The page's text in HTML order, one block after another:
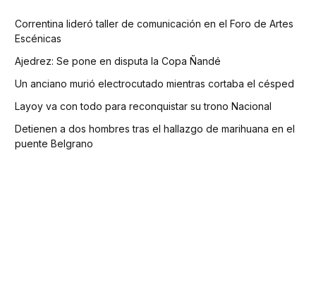
Correntina lideró taller de comunicación en el Foro de Artes
Escénicas
Ajedrez: Se pone en disputa la Copa Ñandé
Un anciano murió electrocutado mientras cortaba el césped
Layoy va con todo para reconquistar su trono Nacional
Detienen a dos hombres tras el hallazgo de marihuana en el
puente Belgrano